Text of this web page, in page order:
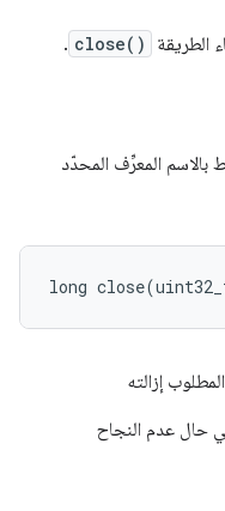
الطريقة
close()
.
بالاسم المعرِّف المحدّد
long close(
إزالته